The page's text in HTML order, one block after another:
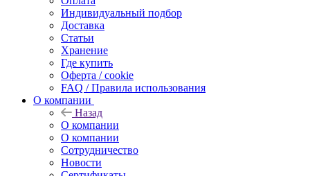
Индивидуальный подбор
Доставка
Статьи
Хранение
Где купить
Оферта / cookie
FAQ / Правила использования
О компании
Назад
О компании
О компании
Сотрудничество
Новости